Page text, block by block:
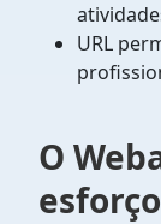
URL
O
esforço